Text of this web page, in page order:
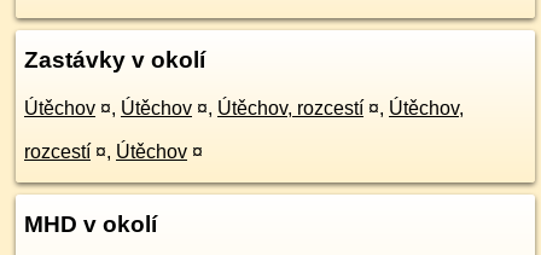
Zastávky v okolí
Útěchov ¤, Útěchov ¤, Útěchov, rozcestí ¤, Útěchov,
rozcestí ¤, Útěchov ¤
MHD v okolí